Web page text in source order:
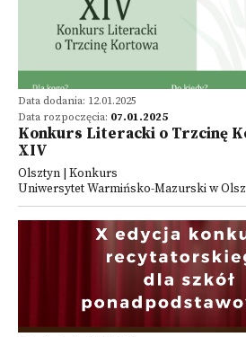
Data dodania: 12.01.2025
Data rozpoczęcia: 07.01.2025
Konkurs Literacki o Trzcinę
XIV
Olsztyn | Konkurs
Uniwersytet Warmińsko-Mazurski w